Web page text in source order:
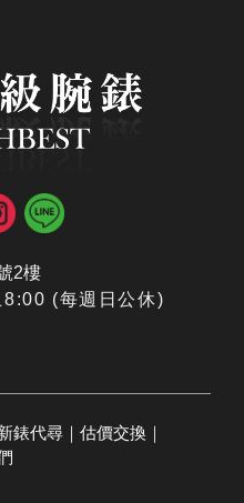
2樓
(每週日公休)
錶代尋 ｜ 估價交換 ｜